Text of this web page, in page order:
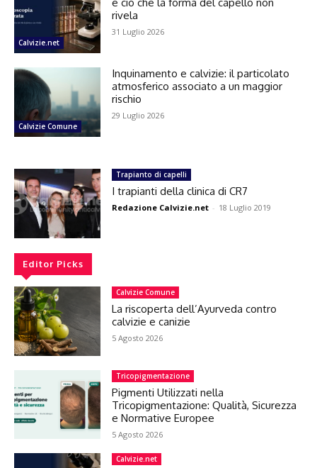
Calvizie.net
rivela
31 Luglio 2026
Calvizie Comune
Inquinamento e calvizie: il particolato
atmosferico associato a un maggior
rischio
29 Luglio 2026
Trapianto di capelli
I trapianti della clinica di CR7
Redazione Calvizie.net - 18 Luglio 2019
Editor Picks
Calvizie Comune
La riscoperta dell’Ayurveda contro
calvizie e canizie
5 Agosto 2026
Tricopigmentazione
Pigmenti Utilizzati nella
Tricopigmentazione: Qualità, Sicurezza
e Normative Europee
5 Agosto 2026
Calvizie.net